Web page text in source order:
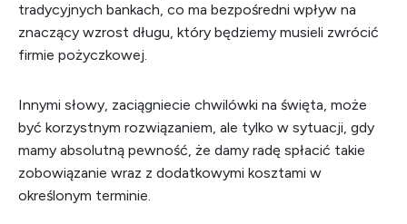
tradycyjnych bankach, co ma bezpośredni wpływ na
znaczący wzrost długu, który będziemy musieli zwrócić
firmie pożyczkowej.
Innymi słowy, zaciągniecie chwilówki na święta, może
być korzystnym rozwiązaniem, ale tylko w sytuacji, gdy
mamy absolutną pewność, że damy radę spłacić takie
zobowiązanie wraz z dodatkowymi kosztami w
określonym terminie.